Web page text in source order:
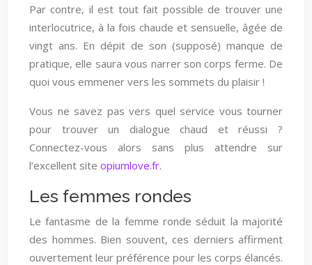
Par contre, il est tout fait possible de trouver une
interlocutrice, à la fois chaude et sensuelle, âgée de
vingt ans. En dépit de son (supposé) manque de
pratique, elle saura vous narrer son corps ferme. De
quoi vous emmener vers les sommets du plaisir !
Vous ne savez pas vers quel service vous tourner
pour trouver un dialogue chaud et réussi ?
Connectez-vous alors sans plus attendre sur
l’excellent site opiumlove.fr.
Les femmes rondes
Le fantasme de la femme ronde séduit la majorité
des hommes. Bien souvent, ces derniers affirment
ouvertement leur préférence pour les corps élancés.